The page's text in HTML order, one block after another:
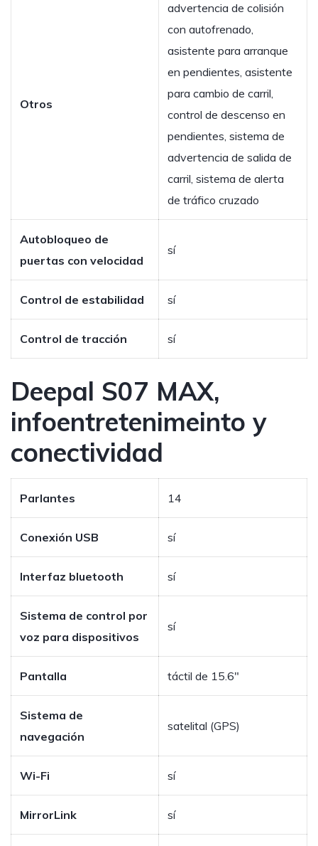
Otros
advertencia de colisión
con autofrenado,
asistente para arranque
en pendientes, asistente
para cambio de carril,
control de descenso en
pendientes, sistema de
advertencia de salida de
carril, sistema de alerta
de tráfico cruzado
Autobloqueo de
puertas con velocidad
sí
Control de estabilidad sí
Control de tracción sí
Deepal S07 MAX,
infoentretenimeinto y
conectividad
Parlantes 14
Conexión USB sí
Interfaz bluetooth sí
Sistema de control por
voz para dispositivos
sí
Pantalla táctil de 15.6″
Sistema de
navegación
satelital (GPS)
Wi-Fi sí
MirrorLink sí